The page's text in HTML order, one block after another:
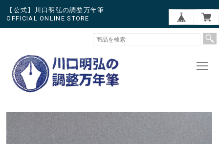
【公式】川口明弘の調整万年筆
OFFICIAL ONLINE STORE